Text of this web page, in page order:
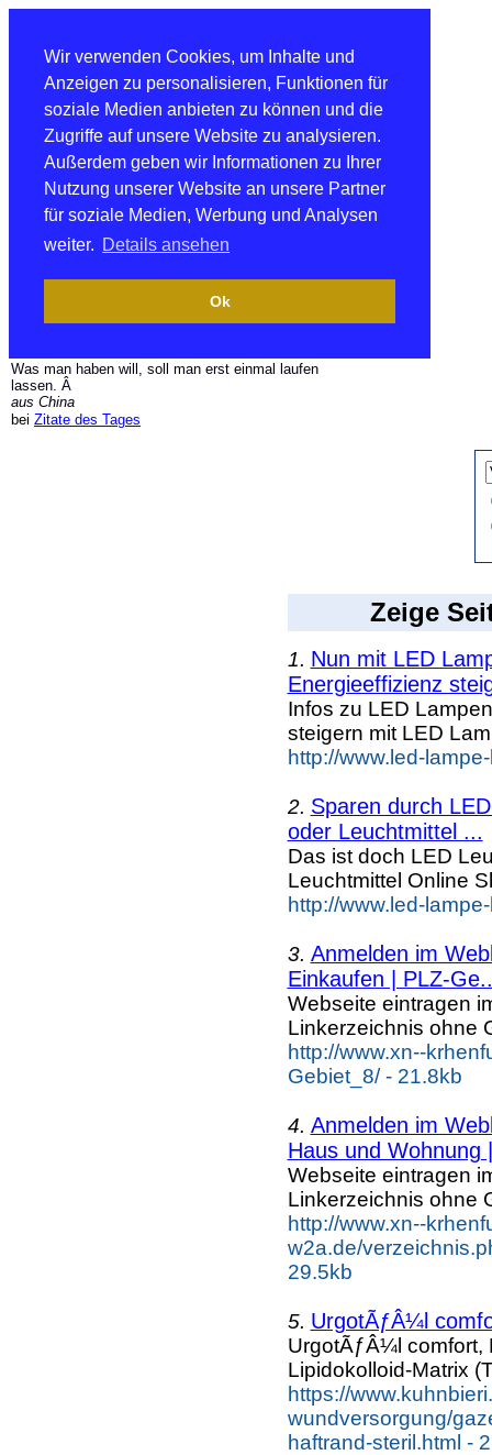
Wir verwenden Cookies, um Inhalte und
Anzeigen zu personalisieren, Funktionen für
soziale Medien anbieten zu können und die
Zugriffe auf unsere Website zu analysieren.
Außerdem geben wir Informationen zu Ihrer
Nutzung unserer Website an unsere Partner
für soziale Medien, Werbung und Analysen
weiter. Details ansehen
Ok
Was man haben will, soll man erst einmal laufen
lassen. Â
aus China
bei Zitate des Tages
Zeige
1. Nun mit LED
Energieeffizienz
Infos zu LED
steigern mit LED
http://www.led-
2. Sparen durch
oder Leuchtmittel ...
Das ist doch LED
Leuchtmittel Online
http://www.led-
3. Anmelden im
Einkaufen | PLZ-
Webseite eintragen
Linkerzeichnis ohne
http://www.xn--
Gebiet_8/ - 21.8kb
4. Anmelden im
Haus und Wohnung
Webseite eintragen
Linkerzeichnis ohne
http://www.xn--
w2a.de/
29.5kb
5. UrgotÃƒÂ¼l
UrgotÃƒÂ¼l comfort,
Lipidokolloid-Matrix
https://
wundversorgung/
haftrand-steril.html -